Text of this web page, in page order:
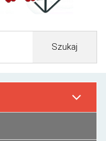
Szukaj